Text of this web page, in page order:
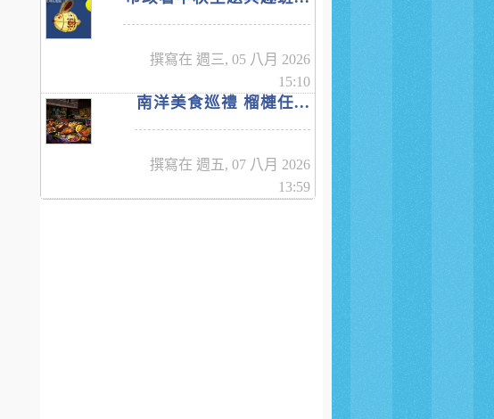
撰寫在 週三, 05 八月 2026
15:10
南洋美食巡禮 榴槤任...
撰寫在 週五, 07 八月 2026
13:59